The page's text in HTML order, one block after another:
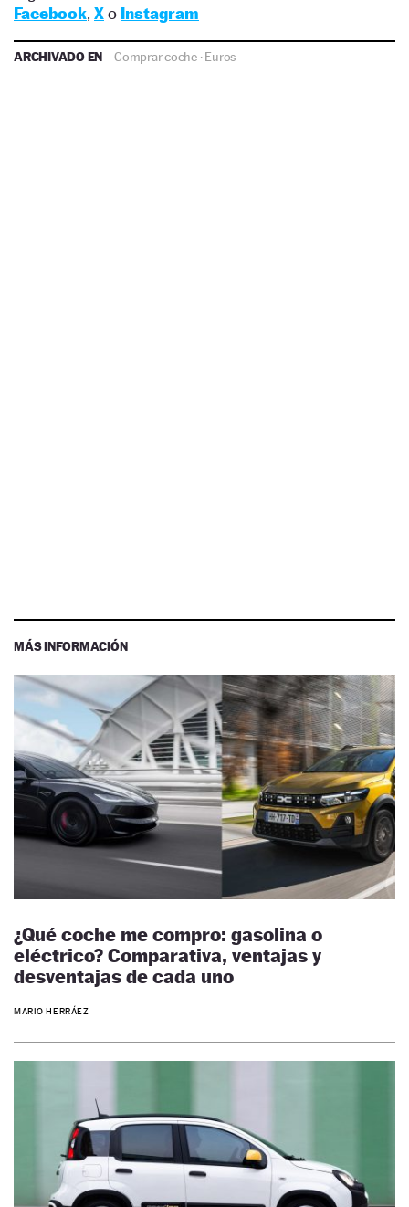
Facebook, Xo Instagram
ARCHIVADO EN Comprar coche ·Euros
MÁS INFORMACIÓN
¿Qué coche me compro: gasolina o
eléctrico? Comparativa, ventajas y
desventajas de cada uno
MARIO HERRÁEZ